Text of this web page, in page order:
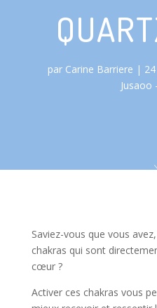
par Carine Barriere
Jusaoo
Saviez-vous que vous
chakras qui sont
cœur ?
Activer ces chakras vous